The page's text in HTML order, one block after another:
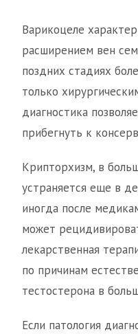
Варикоцеле
расширением вен
поздних стадиях
только
диагностика
прибегнуть к
Крипторхизм, в
устраняется еще в
иногда после
может
лекарственная
по причинам
тестостерона в
Если патология